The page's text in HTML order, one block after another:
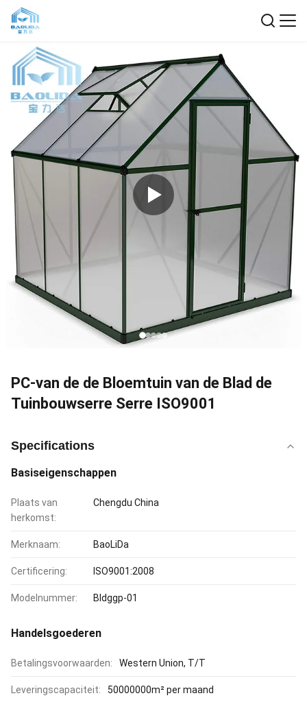
PC-van de de Bloemtuin van de Blad de
Tuinbouwserre Serre ISO9001
Specifications
Basiseigenschappen
Plaats van
herkomst:
Chengdu China
Merknaam: BaoLiDa
Certificering: ISO9001:2008
Modelnummer: Bldggp-01
Handelsgoederen
Betalingsvoorwaarden: Western Union, T/T
Leveringscapaciteit: 50000000m² per maand